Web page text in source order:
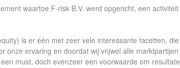
waartoe F-risk B.V. werd opgericht, een
is er één met zeer vele interessante facetten,
onze ervaring en doordat wij vrijwel alle
must, doch evenzeer een voorwaarde om